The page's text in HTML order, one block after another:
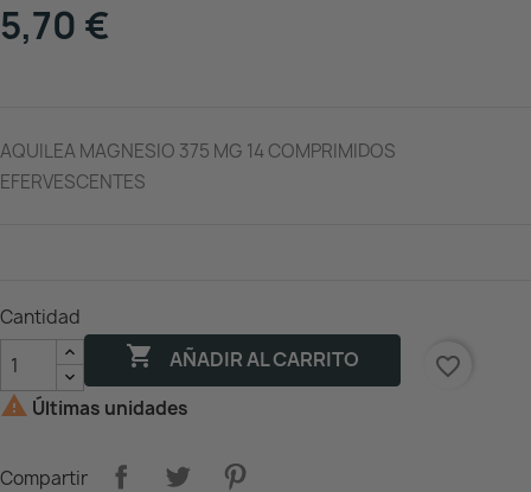
5,70 €
AQUILEA MAGNESIO 375 MG 14 COMPRIMIDOS
EFERVESCENTES
Cantidad
 AÑADIR AL CARRITO
favorite_border
 Últimas unidades
Compartir